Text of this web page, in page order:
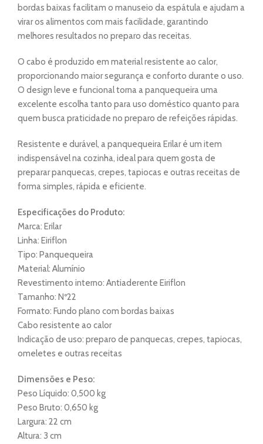
bordas baixas facilitam o manuseio da espátula e ajudam a
virar os alimentos com mais facilidade, garantindo
melhores resultados no preparo das receitas.
O cabo é produzido em material resistente ao calor,
proporcionando maior segurança e conforto durante o uso.
O design leve e funcional torna a panquequeira uma
excelente escolha tanto para uso doméstico quanto para
quem busca praticidade no preparo de refeições rápidas.
Resistente e durável, a panquequeira Erilar é um item
indispensável na cozinha, ideal para quem gosta de
preparar panquecas, crepes, tapiocas e outras receitas de
forma simples, rápida e eficiente.
Especificações do Produto:
Marca: Erilar
Linha: Eiriflon
Tipo: Panquequeira
Material: Alumínio
Revestimento interno: Antiaderente Eiriflon
Tamanho: Nº22
Formato: Fundo plano com bordas baixas
Cabo resistente ao calor
Indicação de uso: preparo de panquecas, crepes, tapiocas,
omeletes e outras receitas
Dimensões e Peso:
Peso Líquido: 0,500 kg
Peso Bruto: 0,650 kg
Largura: 22 cm
Altura: 3 cm